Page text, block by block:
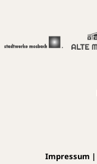
Impressum |